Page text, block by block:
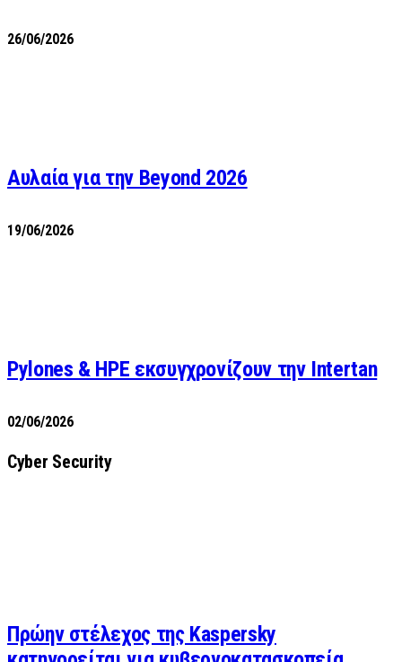
26/06/2026
Αυλαία για την Beyond 2026
19/06/2026
Pylones & HPE εκσυγχρονίζουν την Intertan
02/06/2026
Cyber Security
Πρώην στέλεχος της Kaspersky